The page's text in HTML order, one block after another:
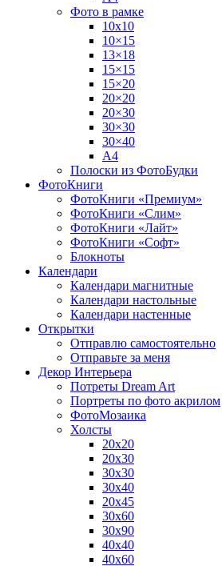
Фото в рамке
10х10
10×15
13×18
15×15
15×20
20×20
20×30
30×30
30×40
A4
Полоски из ФотоБудки
ФотоКниги
ФотоКниги «Премиум»
ФотоКниги «Слим»
ФотоКниги «Лайт»
ФотоКниги «Софт»
Блокноты
Календари
Календари магнитные
Календари настольные
Календари настенные
Открытки
Отправлю самостоятельно
Отправьте за меня
Декор Интерьера
Потреты Dream Art
Портреты по фото акрилом
ФотоМозаика
Холсты
20х20
20х30
30х30
30х40
20х45
30х60
30х90
40х40
40х60